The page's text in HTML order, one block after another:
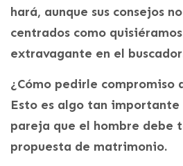
hará, aunque sus consejos
centrados como
extravagante en el
¿Cómo pedirle compromiso
Esto es algo tan importante
pareja que el hombre debe
propuesta de matrimonio.